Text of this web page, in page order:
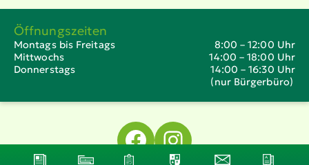
Öffnungszeiten
Montags bis Freitags
8:00 – 12:00 Uhr
Mittwochs
14:00 – 18:00 Uhr
Donnerstags
14:00 – 16:30 Uhr
(nur Bürgerbüro)